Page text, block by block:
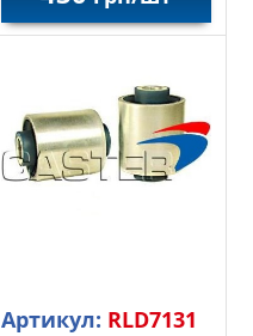
Артикул: RLD7131